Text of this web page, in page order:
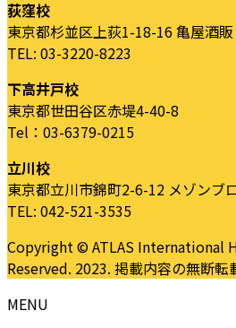
荻窪校
東京都杉並区上荻1-18-16 亀屋酒
TEL: 03-3220-8223
下高井戸校
東京都世田谷区赤堤4-40-8
Tel：03-6379-0215
立川校
東京都立川市錦町2-6-12 メゾンブ
TEL: 042-521-3535
Copyright © ATLAS International
Reserved. 2023. 掲載内容の無断転
MENU